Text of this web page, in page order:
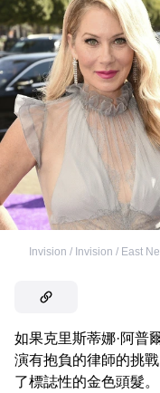
Invision / Invision / East
如果克里斯蒂娜·阿普
演有抱負的律師的挑
了標誌性的金色頭髮